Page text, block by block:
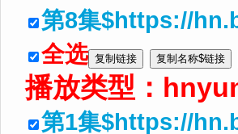
第8集$https://
全选
播放类型：
第1集$https://